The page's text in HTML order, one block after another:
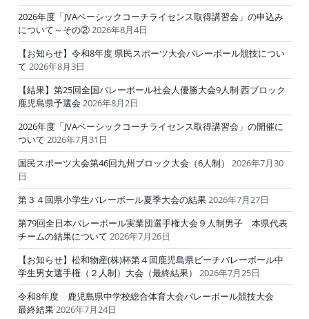
2026年度「JVAベーシックコーチライセンス取得講習会」の申込み
について～その②2026年8月4日
【お知らせ】令和8年度 県民スポーツ大会バレーボール競技につい
て 2026年8月3日
【結果】第25回全国バレーボール社会人優勝大会9人制 西ブロック
鹿児島県予選会 2026年8月2日
2026年度「JVAベーシックコーチライセンス取得講習会」の開催に
ついて 2026年7月31日
国民スポーツ大会第46回九州ブロック大会（6人制）
2026年7月30
日
第３４回県小学生バレーボール夏季大会の結果2026年7月27日
第79回全日本バレーボール実業団選手権大会９人制男子 本県代表
チームの結果について 2026年7月26日
【お知らせ】松和物産(株)杯第４回鹿児島県ビーチバレーボール中
学生男女選手権（２人制）大会（最終結果）
2026年7月25日
令和8年度 鹿児島県中学校総合体育大会バレーボール競技大会
最終結果2026年7月24日